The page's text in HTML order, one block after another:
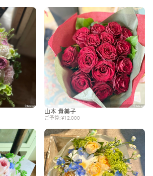
山本 貴美子
ご予算: ¥12,000